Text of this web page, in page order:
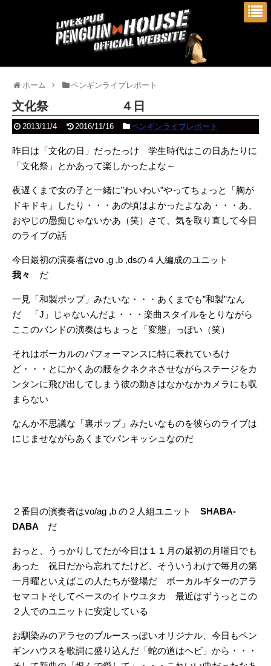
ホーム ペンギンライブレポート
文化祭 ４日
2013/11/4 2016/11/16 ペンギンライブレポート
昨日は「文化の日」だったっけ 学生時代はこの日あたりに
「文化祭」とかあって楽しかったよな～
夜遅くまで女の子と一緒に”わいわい”やってちょっと「胸が
ドキドキ」したり・・・あの頃はよかったよなあ・・・あ、
おやじの愚痴じゃないかあ（笑）さて、気を取り直して今日
のライブの話
今日最初の演奏者はvo ,g ,b ,dsの４人編成のユニット
我々
だ
一見「和製ポップ」みたいな・・・あくまでも”和製”なん
だ 「J」じゃないんだよ・・・楽曲スタイルをとりながら
ここのバンドの演奏はちょっと「変態」っぽい（笑）
それはボーカルのパフォーマンスに特に表れているけ
ど・・・とにかくあの腰をクネクネさせながらステージをカ
ンタンに飛び出してしまう彼の動きはなかなかカメラにも収
まらない
なんか不思議な「裏ポップ」みたいなものを彼らのライブは
にじませながらあくまでパンキッシュなのだ
２番目の演奏者はvo/ag ,b の２人組ユニット SHABA-
DABA だ
おっと、うっかりしてたが今日は１１月の最初の月曜日でも
あった 祝日だから忘れてたけど、そういうわけで毎月の第
一月曜といえばこの人たちが登場だ ボーカルギターのアラ
セマコトそしてベースのイトウユタカ 最近はずうっとこの
２人でのユニットに安定している
お馴染みのアラセのブルースっぽいオリジナル、今日もペン
ギンハウスを歌詞に盛り込んだ「蛇の道はヘビ」から・・・